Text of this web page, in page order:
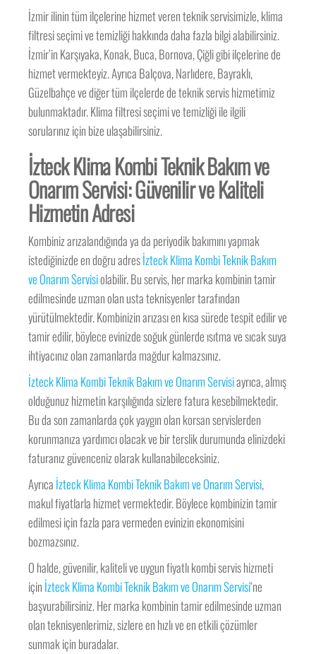
İzmir ilinin tüm ilçelerine hizmet veren teknik servisimizle, klima
filtresi seçimi ve temizliği hakkında daha fazla bilgi alabilirsiniz.
İzmir’in Karşıyaka, Konak, Buca, Bornova, Çiğli gibi ilçelerine de
hizmet vermekteyiz. Ayrıca Balçova, Narlıdere, Bayraklı,
Güzelbahçe ve diğer tüm ilçelerde de teknik servis hizmetimiz
bulunmaktadır. Klima filtresi seçimi ve temizliği ile ilgili
sorularınız için bize ulaşabilirsiniz.
İzteck Klima Kombi Teknik Bakım ve
Onarım Servisi: Güvenilir ve Kaliteli
Hizmetin Adresi
Kombiniz arızalandığında ya da periyodik bakımını yapmak
istediğinizde en doğru adresİzteck Klima Kombi Teknik Bakım
ve Onarım Servisiolabilir. Bu servis, her marka kombinin tamir
edilmesinde uzman olan usta teknisyenler tarafından
yürütülmektedir. Kombinizin arızası en kısa sürede tespit edilir ve
tamir edilir, böylece evinizde soğuk günlerde ısıtma ve sıcak suya
ihtiyacınız olan zamanlarda mağdur kalmazsınız.
İzteck Klima Kombi Teknik Bakım ve Onarım Servisiayrıca, almış
olduğunuz hizmetin karşılığında sizlere fatura kesebilmektedir.
Bu da son zamanlarda çok yaygın olan korsan servislerden
korunmanıza yardımcı olacak ve bir terslik durumunda elinizdeki
faturanız güvenceniz olarak kullanabileceksiniz.
Ayrıca İzteck Klima Kombi Teknik Bakım ve Onarım Servisi,
makul fiyatlarla hizmet vermektedir. Böylece kombinizin tamir
edilmesi için fazla para vermeden evinizin ekonomisini
bozmazsınız.
O halde, güvenilir, kaliteli ve uygun fiyatlı kombi servis hizmeti
için İzteck Klima Kombi Teknik Bakım ve Onarım Servisi‘ne
başvurabilirsiniz. Her marka kombinin tamir edilmesinde uzman
olan teknisyenlerimiz, sizlere en hızlı ve en etkili çözümler
sunmak için buradalar.